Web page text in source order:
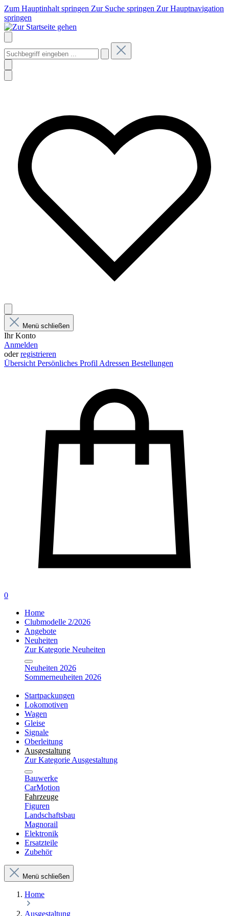
Zum Hauptinhalt springen Zur Suche springen Zur Hauptnavigation
springen
Menü schließen
Ihr Konto
Anmelden
oderregistrieren
Übersicht Persönliches Profil Adressen Bestellungen
0
Home
Clubmodelle 2/2026
Angebote
Neuheiten
Zur Kategorie Neuheiten
Neuheiten 2026
Sommerneuheiten 2026
Startpackungen
Lokomotiven
Wagen
Gleise
Signale
Oberleitung
Ausgestaltung
Zur Kategorie Ausgestaltung
Bauwerke
CarMotion
Fahrzeuge
Figuren
Landschaftsbau
Magnorail
Elektronik
Ersatzteile
Zubehör
Menü schließen
Home
Ausgestaltung